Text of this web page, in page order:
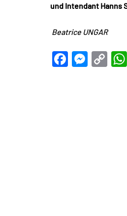
und Intendant Hanns
Beatrice UNGAR